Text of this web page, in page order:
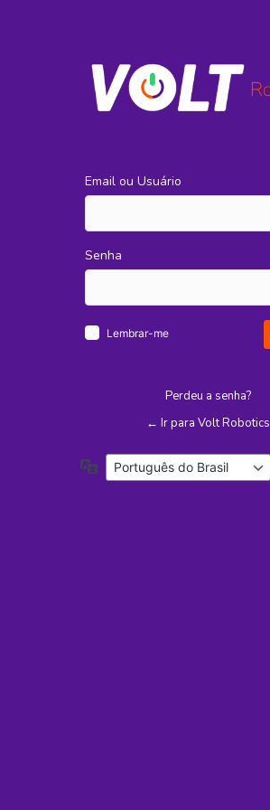
Email ou Usuário
Senha
Lembrar-me
Perdeu a senha?
← Ir para Volt Robotics
Idioma